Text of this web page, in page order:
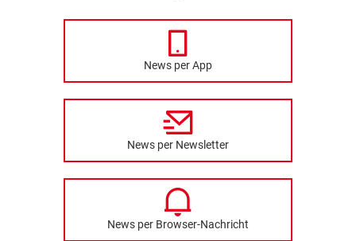
News per App
News per Newsletter
News per Browser-Nachricht